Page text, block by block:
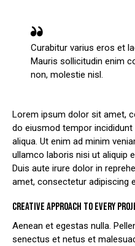
Curabitur varius eros et
Mauris sollicitudin enim
non, molestie nisl.
Lorem ipsum dolor sit amet,
do eiusmod tempor
aliqua. Ut enim ad minim
ullamco laboris nisi ut aliquip
Duis aute irure dolor in
amet, consectetur adipiscing
CREATIVE APPROACH TO EVERY
Aenean et egestas nulla.
senectus et netus et